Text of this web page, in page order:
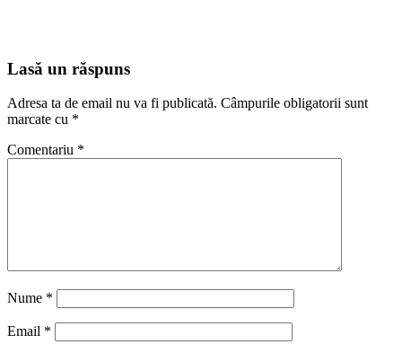
Lasă un răspuns
Adresa ta de email nu va fi publicată. Câmpurile obligatorii sunt
marcate cu *
Comentariu *
Nume *
Email *